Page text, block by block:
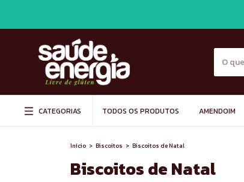
CATEGORIAS TODOS OS PRODUTOS AMENDOIM
Início > Biscoitos > Biscoitos de Natal
Biscoitos de Natal